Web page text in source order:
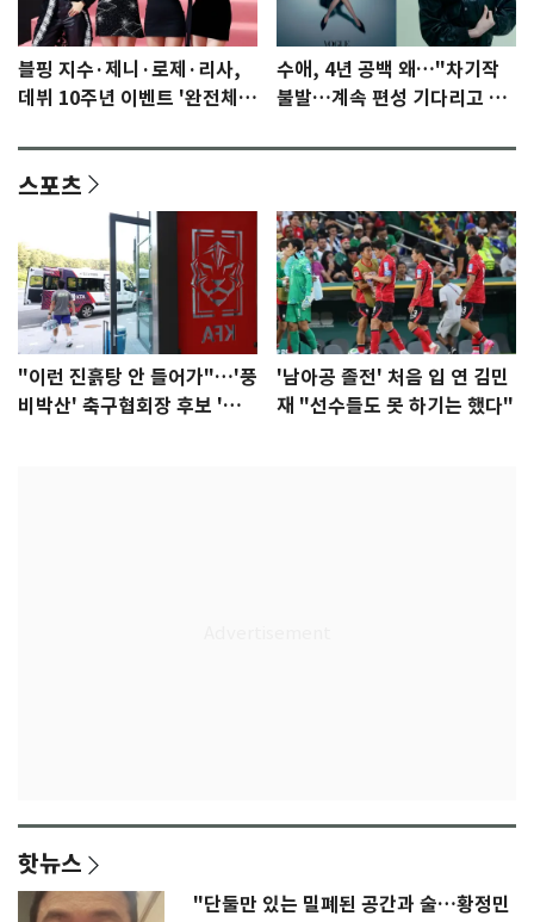
블핑 지수·제니·로제·리사,
데뷔 10주년 이벤트 '완전체'
수애, 4년 공백 왜…"차기작
불발…계속 편성 기다리고 있
스포츠
"이런 진흙탕 안 들어가"…'풍
비박산' 축구협회장 후보 '실
'남아공 졸전' 처음 입 연 김민
재 "선수들도 못 하기는 했다"
핫뉴스
"단둘만 있는 밀폐된 공간과 술…황정민